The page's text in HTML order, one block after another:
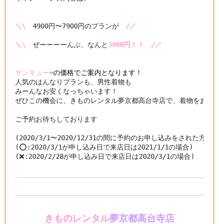
＼\ 4900円〜7900円のプランが /／
＼\ ぜーーーーんぶ、なんと 3900円！！　/／
サンキュー❤️の価格でご案内となります！
人気のはんなりプランも、男性着物も
みーんなお安くなっちゃいます！
ぜひこの機会に、きものレンタル夢京都高台寺店で、着物をお楽
ご予約お待ちしております
(2020/3/1〜2020/12/31の間に予約のお申し込みをされた方が
(⭕️:2020/3/1が申し込み日で来店日は2021/1/1の場合)
(❌:2020/2/28が申し込み日で来店日は2020/3/1の場合)
きものレンタル夢京都高台寺店